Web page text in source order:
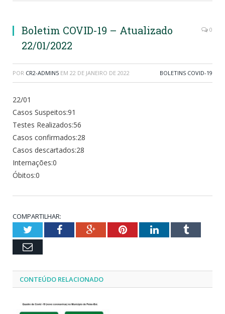
Boletim COVID-19 – Atualizado
22/01/2022
0
POR CR2-ADMIN5 EM 22 DE JANEIRO DE 2022 BOLETINS COVID-19
22/01
Casos Suspeitos:91
Testes Realizados:56
Casos confirmados:28
Casos descartados:28
Internações:0
Óbitos:0
COMPARTILHAR:
TwitterFacebookGoogle+PinterestLinkedInTumblr
Email
CONTEÚDO RELACIONADO